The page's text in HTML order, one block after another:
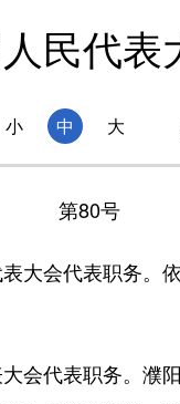
民代
小 中 大
第80号
会代表职务。
代表职务。濮